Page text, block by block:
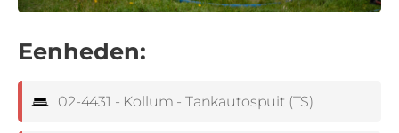
Eenheden:
02-4431 - Kollum - Tankautospuit (TS)